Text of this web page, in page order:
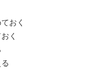
おく
く